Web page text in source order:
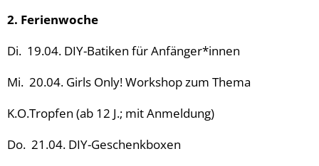
2. Ferienwoche
Di. 19.04. DIY-Batiken für Anfänger*innen
Mi. 20.04. Girls Only! Workshop zum Thema
K.O.Tropfen (ab 12 J.; mit Anmeldung)
Do. 21.04. DIY-Geschenkboxen